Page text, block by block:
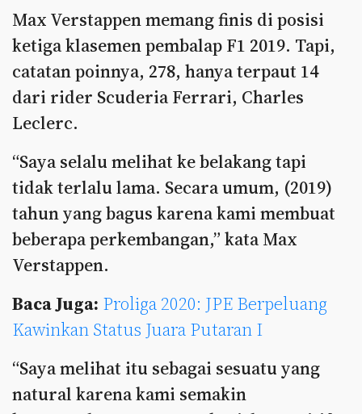
Max Verstappen memang finis di posisi
ketiga klasemen pembalap F1 2019. Tapi,
catatan poinnya, 278, hanya terpaut 14
dari rider Scuderia Ferrari, Charles
Leclerc.
“Saya selalu melihat ke belakang tapi
tidak terlalu lama. Secara umum, (2019)
tahun yang bagus karena kami membuat
beberapa perkembangan,” kata Max
Verstappen.
Baca Juga: Proliga 2020: JPE Berpeluang
Kawinkan Status Juara Putaran I
“Saya melihat itu sebagai sesuatu yang
natural karena kami semakin